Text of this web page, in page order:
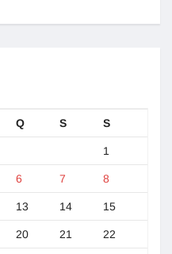
Q S S
1
6 7 8
13 14 15
20 21 22